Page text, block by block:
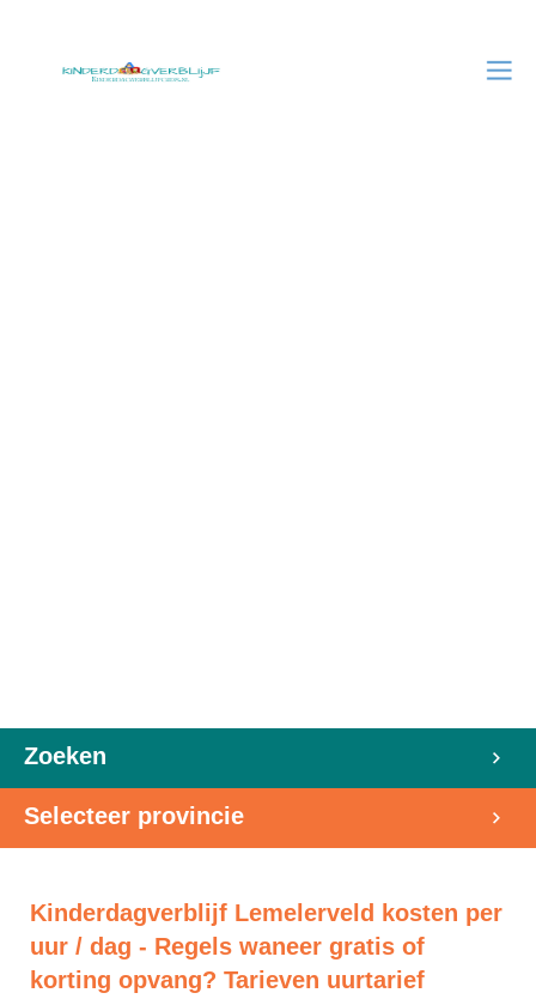
Zoeken
Selecteer provincie
Kinderdagverblijf Lemelerveld kosten per
uur / dag - Regels waneer gratis of
korting opvang? Tarieven uurtarief